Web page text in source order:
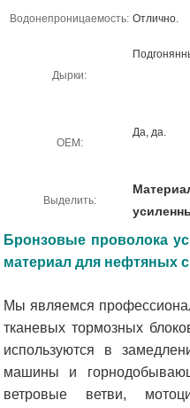
Водонепроницаемость: Отлично.
Дырки:
OEM:
Да, да.
Выделить:
Бронзовые проволока
материал для нефтяных
Мы являемся
тканевых тормозных
используются в
машины и
ветровые ветви,